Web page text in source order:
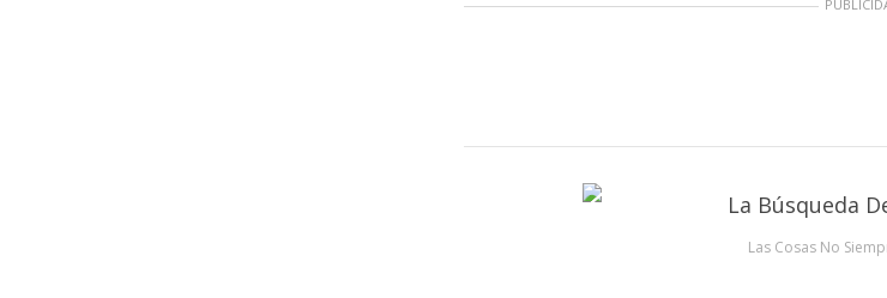
Las Cosas No